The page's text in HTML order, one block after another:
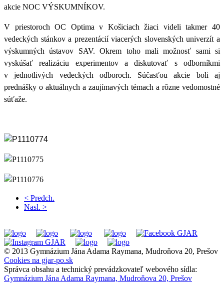
akcie NOC VÝSKUMNÍKOV.
V priestoroch OC Optima v Košiciach žiaci videli takmer 40
vedeckých stánkov a prezentácií viacerých slovenských univerzít a
výskumných ústavov SAV. Okrem toho mali možnosť sami si
vyskúšať realizáciu experimentov a diskutovať s odborníkmi
v jednotlivých vedeckých odboroch. Súčasťou akcie boli aj
prednášky o aktuálnych a zaujímavých témach a rôzne vedomostné
súťaže.
< Predch.
Nasl. >
© 2013 Gymnázium Jána Adama Raymana, Mudroňova 20, Prešov
Cookies na gjar-po.sk
Správca obsahu a technický prevádzkovateľ webového sídla:
Gymnázium Jána Adama Raymana, Mudroňova 20, Prešov